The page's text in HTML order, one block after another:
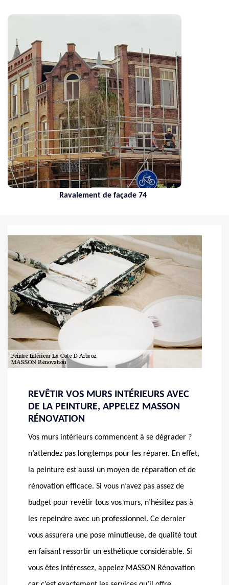
Ravalement de façade 74
REVÊTIR VOS MURS INTÉRIEURS AVEC
DE LA PEINTURE, APPELEZ MASSON
RÉNOVATION
Vos murs intérieurs commencent à se dégrader ?
n’attendez pas longtemps pour les réparer. En effet,
la peinture est aussi un moyen de réparation et de
rénovation efficace. Si vous n’avez pas assez de
budget pour revêtir tous vos murs, n’hésitez pas à
les repeindre avec un professionnel. Ce dernier
vous assurera une pose minutieuse, de qualité tout
en faisant ressortir un esthétique considérable. Si
vous êtes intéressez, appelez MASSON Rénovation